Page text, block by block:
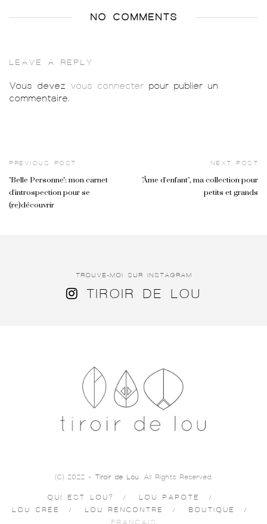
NO COMMENTS
LEAVE A REPLY
Vous devez vous connecter pour publier un
commentaire.
PREVIOUS POST
"Belle Personne": mon carnet
d'introspection pour se
(re)découvrir
NEXT POST
"Âme d'enfant", ma collection pour
petits et grands
TROUVE-MOI SUR INSTAGRAM
TIROIR DE LOU
(C) 2022 - Tiroir de Lou. All Rights Reserved.
QUI EST LOU?
LOU PAPOTE
LOU CRÉE
LOU RENCONTRE
BOUTIQUE
FRANÇAIS